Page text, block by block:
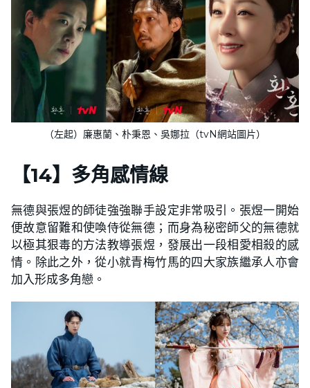
（左起）廉惠蘭、朴秉恩、吳娜拉（tvN網站圖片）
【14】 多角感情線
無德與張煜的師徒強強聯手設定非常吸引。張煜一開始
便故意留難和使喚侍從無德；而身為秘密師父的無德就
以極其狠毒的方法教導張煜，發展出一段相愛相殺的感
情。除此之外，從小就青梅竹馬的四大家族繼承人亦會
加入形成多角戀。